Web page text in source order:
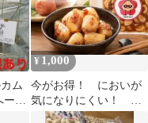
ム
ーデ
¥ 1,000
今がお得！ においが
気になりにくい！ お
つまみに！ 梅にんに